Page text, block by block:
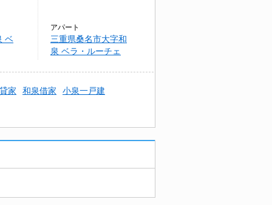
ベ
アパート
三重県桑名市大字和
泉 ベラ・ルーチェ
家 和泉借家 小泉一戸建